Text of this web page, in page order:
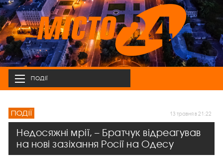
ПОДІЇ
ПОДІЇ 13 травня в 21:22
Недосяжні мрії, – Братчук відреагував
на нові зазіхання Росії на Одесу